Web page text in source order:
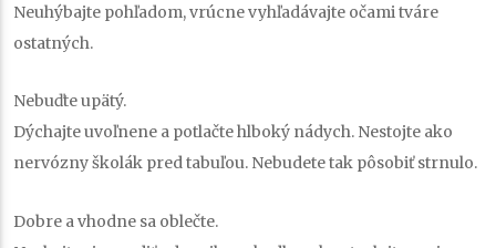
Neuhýbajte pohľadom, vrúcne vyhľadávajte očami tváre
ostatných.
Nebuďte upätý.
Dýchajte uvoľnene a potlačte hlboký nádych. Nestojte ako
nervózny školák pred tabuľou. Nebudete tak pôsobiť strnulo.
Dobre a vhodne sa oblečte.